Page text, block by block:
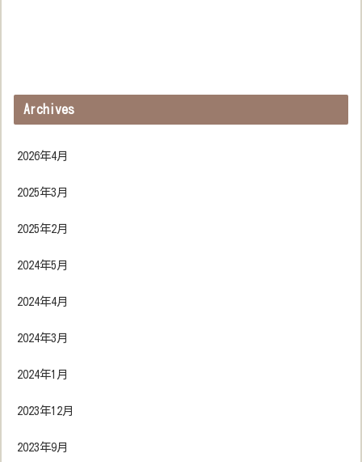
Archives
2026年4月
2025年3月
2025年2月
2024年5月
2024年4月
2024年3月
2024年1月
2023年12月
2023年9月